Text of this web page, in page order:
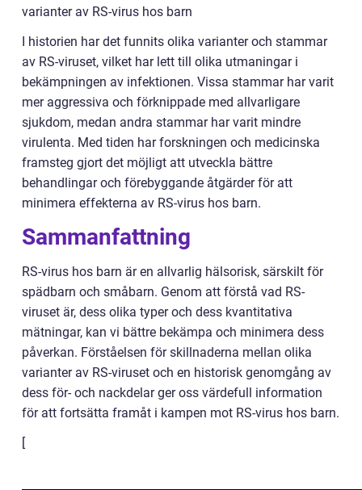
varianter av RS-virus hos barn
I historien har det funnits olika varianter och stammar
av RS-viruset, vilket har lett till olika utmaningar i
bekämpningen av infektionen. Vissa stammar har varit
mer aggressiva och förknippade med allvarligare
sjukdom, medan andra stammar har varit mindre
virulenta. Med tiden har forskningen och medicinska
framsteg gjort det möjligt att utveckla bättre
behandlingar och förebyggande åtgärder för att
minimera effekterna av RS-virus hos barn.
Sammanfattning
RS-virus hos barn är en allvarlig hälsorisk, särskilt för
spädbarn och småbarn. Genom att förstå vad RS-
viruset är, dess olika typer och dess kvantitativa
mätningar, kan vi bättre bekämpa och minimera dess
påverkan. Förståelsen för skillnaderna mellan olika
varianter av RS-viruset och en historisk genomgång av
dess för- och nackdelar ger oss värdefull information
för att fortsätta framåt i kampen mot RS-virus hos barn.
[